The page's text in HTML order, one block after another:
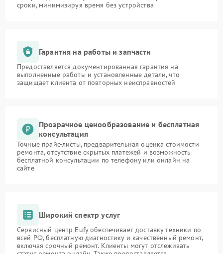
сроки, минимизируя время без устройства
Гарантия на работы и запчасти
Предоставляется документированная гарантия на
выполненные работы и установленные детали, что
защищает клиента от повторных неисправностей
Прозрачное ценообразование и бесплатная
консультация
Точные прайс-листы, предварительная оценка стоимости
ремонта, отсутствие скрытых платежей и возможность
бесплатной консультации по телефону или онлайн на
сайте
Широкий спектр услуг
Сервисный центр Eufy обеспечивает доставку техники по
всей РФ, бесплатную диагностику и качественный ремонт,
включая срочный ремонт. Клиенты могут отслеживать